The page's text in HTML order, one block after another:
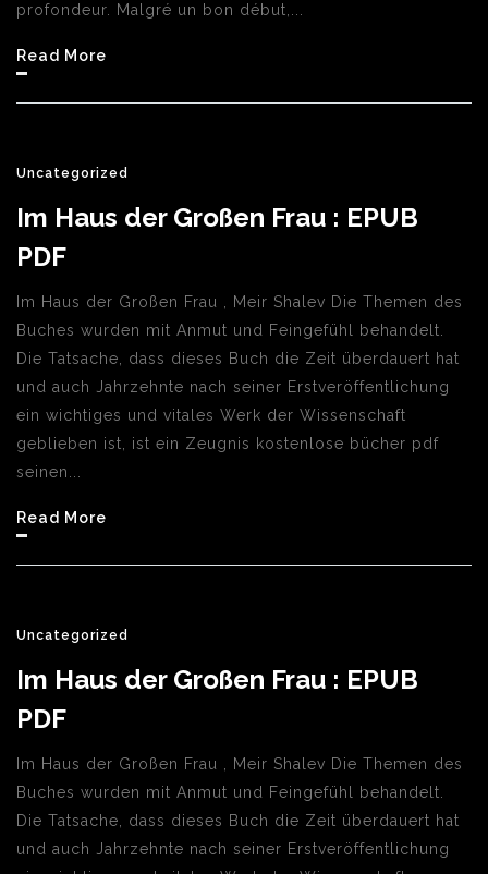
profondeur. Malgré un bon début,...
Read More
Uncategorized
Im Haus der Großen Frau : EPUB
PDF
Im Haus der Großen Frau , Meir Shalev Die Themen des
Buches wurden mit Anmut und Feingefühl behandelt.
Die Tatsache, dass dieses Buch die Zeit überdauert hat
und auch Jahrzehnte nach seiner Erstveröffentlichung
ein wichtiges und vitales Werk der Wissenschaft
geblieben ist, ist ein Zeugnis kostenlose bücher pdf
seinen...
Read More
Uncategorized
Im Haus der Großen Frau : EPUB
PDF
Im Haus der Großen Frau , Meir Shalev Die Themen des
Buches wurden mit Anmut und Feingefühl behandelt.
Die Tatsache, dass dieses Buch die Zeit überdauert hat
und auch Jahrzehnte nach seiner Erstveröffentlichung